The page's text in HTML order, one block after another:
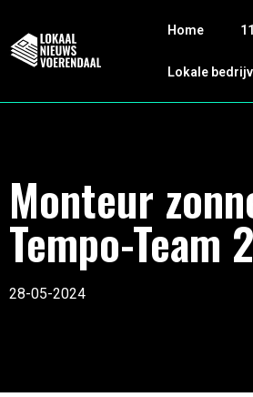
Home
Lokale
Monteur
Tempo-Team
28-05-2024